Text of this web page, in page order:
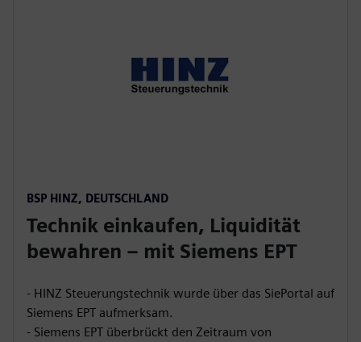
BSP HINZ, DEUTSCHLAND
Technik einkaufen, Liquidität
bewahren – mit Siemens EPT
- HINZ Steuerungstechnik wurde über das SiePortal auf
Siemens EPT aufmerksam.
- Siemens EPT überbrückt den Zeitraum von